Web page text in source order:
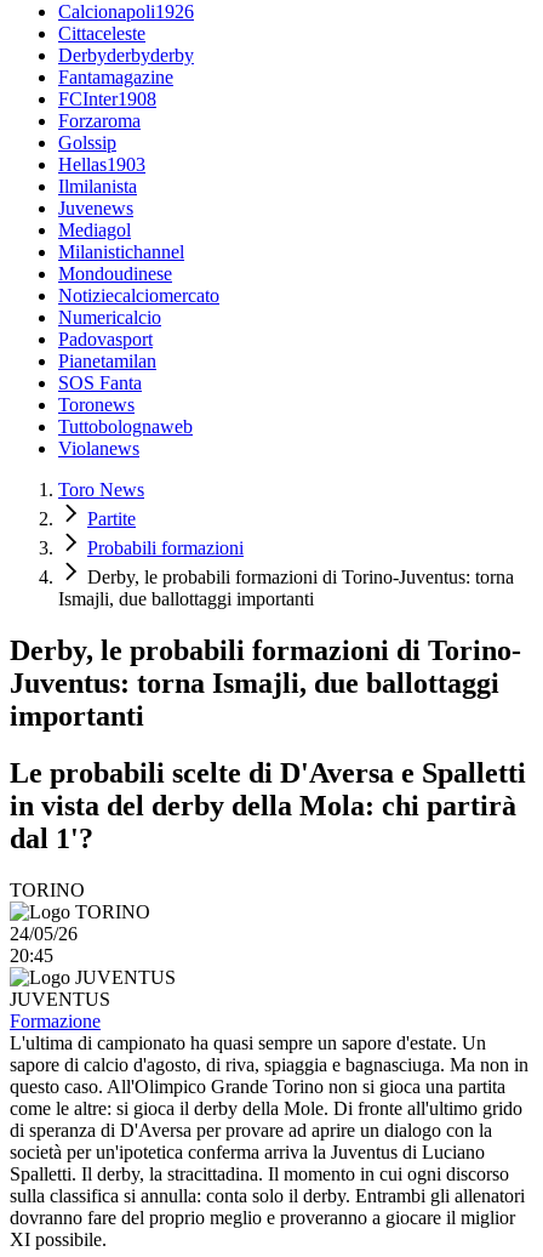
Calcionapoli1926
Cittaceleste
Derbyderbyderby
Fantamagazine
FCInter1908
Forzaroma
Golssip
Hellas1903
Ilmilanista
Juvenews
Mediagol
Milanistichannel
Mondoudinese
Notiziecalciomercato
Numericalcio
Padovasport
Pianetamilan
SOS Fanta
Toronews
Tuttobolognaweb
Violanews
Toro News
Partite
Probabili formazioni
Derby, le probabili formazioni di Torino-Juventus: torna
Ismajli, due ballottaggi importanti
Derby, le probabili formazioni di Torino-
Juventus: torna Ismajli, due ballottaggi
importanti
Le probabili scelte di D'Aversa e Spalletti
in vista del derby della Mola: chi partirà
dal 1'?
TORINO
24/05/26
20:45
JUVENTUS
Formazione
L'ultima di campionato ha quasi sempre un sapore d'estate. Un
sapore di calcio d'agosto, di riva, spiaggia e bagnasciuga. Ma non in
questo caso. All'Olimpico Grande Torino non si gioca una partita
come le altre: si gioca il derby della Mole. Di fronte all'ultimo grido
di speranza di D'Aversa per provare ad aprire un dialogo con la
società per un'ipotetica conferma arriva la Juventus di Luciano
Spalletti. Il derby, la stracittadina. Il momento in cui ogni discorso
sulla classifica si annulla: conta solo il derby. Entrambi gli allenatori
dovranno fare del proprio meglio e proveranno a giocare il miglior
XI possibile.